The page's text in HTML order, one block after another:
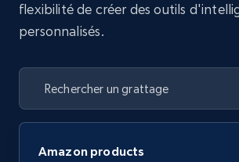
flexibilité de créer des outils
personnalisés.
Amazon products